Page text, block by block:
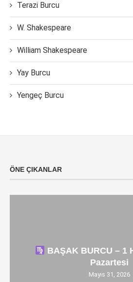
Terazi Burcu
W. Shakespeare
William Shakespeare
Yay Burcu
Yengeç Burcu
ÖNE ÇIKANLAR
BAŞAK BURCU – 1
Pazartesi
Mayıs 31, 2026